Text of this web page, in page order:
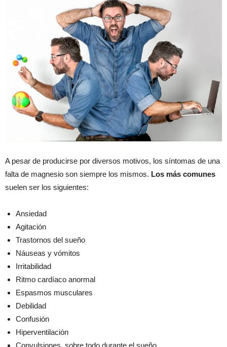
A pesar de producirse por diversos motivos, los síntomas de una
falta de magnesio son siempre los mismos. Los más comunes
suelen ser los siguientes:
Ansiedad
Agitación
Trastornos del sueño
Náuseas y vómitos
Irritabilidad
Ritmo cardíaco anormal
Espasmos musculares
Debilidad
Confusión
Hiperventilación